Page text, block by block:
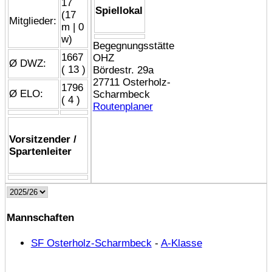
Mitglieder:
17
(17
m | 0
w)
Ø DWZ:
1667
( 13 )
Ø ELO:
1796
( 4 )
Vorsitzender /
Spartenleiter
Spiellokal
Begegnungsstätte
OHZ
Bördestr. 29a
27711 Osterholz-
Scharmbeck
Routenplaner
Mannschaften
SF Osterholz-Scharmbeck- A-Klasse